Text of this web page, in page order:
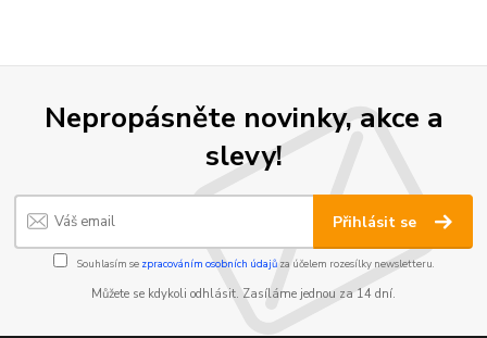
Nepropásněte novinky, akce a
slevy!
Přihlásit se
Souhlasím se zpracováním osobních údajůza účelem rozesílky newsletteru.
Můžete se kdykoli odhlásit. Zasíláme jednou za 14 dní.